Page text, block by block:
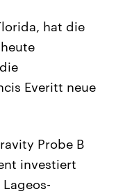
hat die
Everitt neue
Probe B
investiert